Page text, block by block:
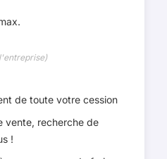
de toute votre cession
vente, recherche de
!